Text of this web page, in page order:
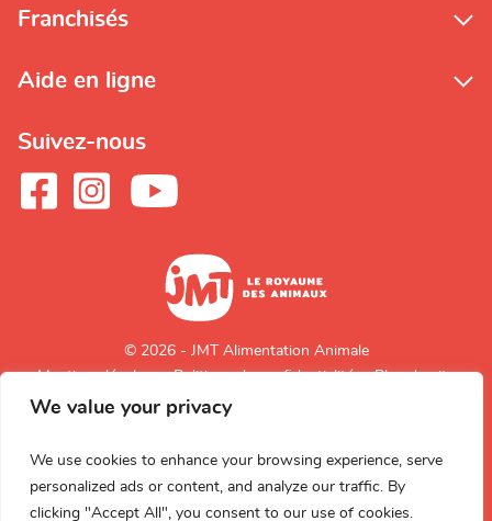
We value your privacy
We use cookies to enhance your browsing experience, serve
personalized ads or content, and analyze our traffic. By
clicking "Accept All", you consent to our use of cookies.
Franchisés
Aide en ligne
Suivez-nous
© 2026 - JMT Alimentation Animale
Mentions légales
Politique de confidentialité Plan du site